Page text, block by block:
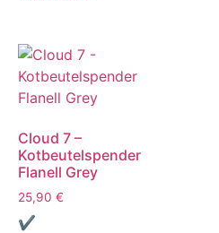
Cloud 7 –
Kotbeutelspender
Flanell Grey
25,90 €
✔